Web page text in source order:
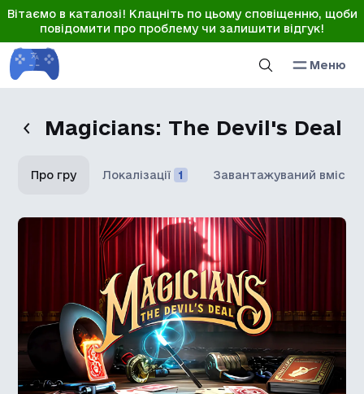
Вітаємо в каталозі! Клацніть по цьому сповіщенню, щоби
повідомити про проблему чи залишити відгук!
Меню
Magicians: The Devil's Deal
Про гру Локалізації 1 Завантажуваний вміст